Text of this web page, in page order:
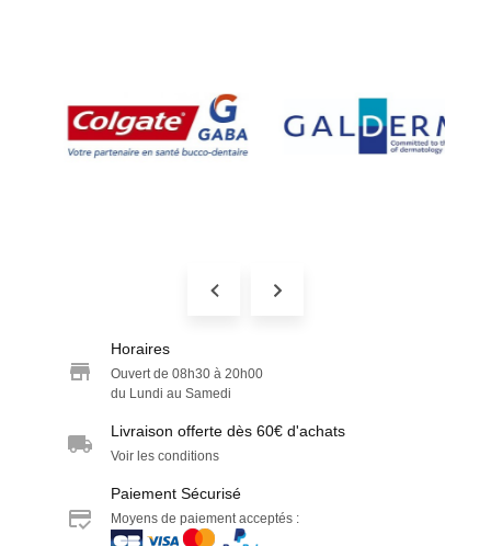
Horaires
Ouvert de 08h30 à 20h00
du Lundi au Samedi
Livraison offerte dès 60€ d'achats
Voir les conditions
Paiement Sécurisé
Moyens de paiement acceptés :